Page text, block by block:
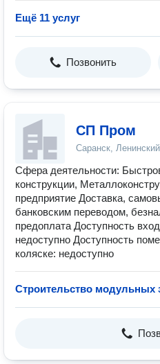
Ещё 11 услуг
Позвонить
СП Пром
Саранск, Ленинский
Сфера деятельности:
конструкции,
предприятие Доставка,
банковским переводом,
предоплата Доступность
недоступно Доступность
коляске: недоступно
Строительство модульных